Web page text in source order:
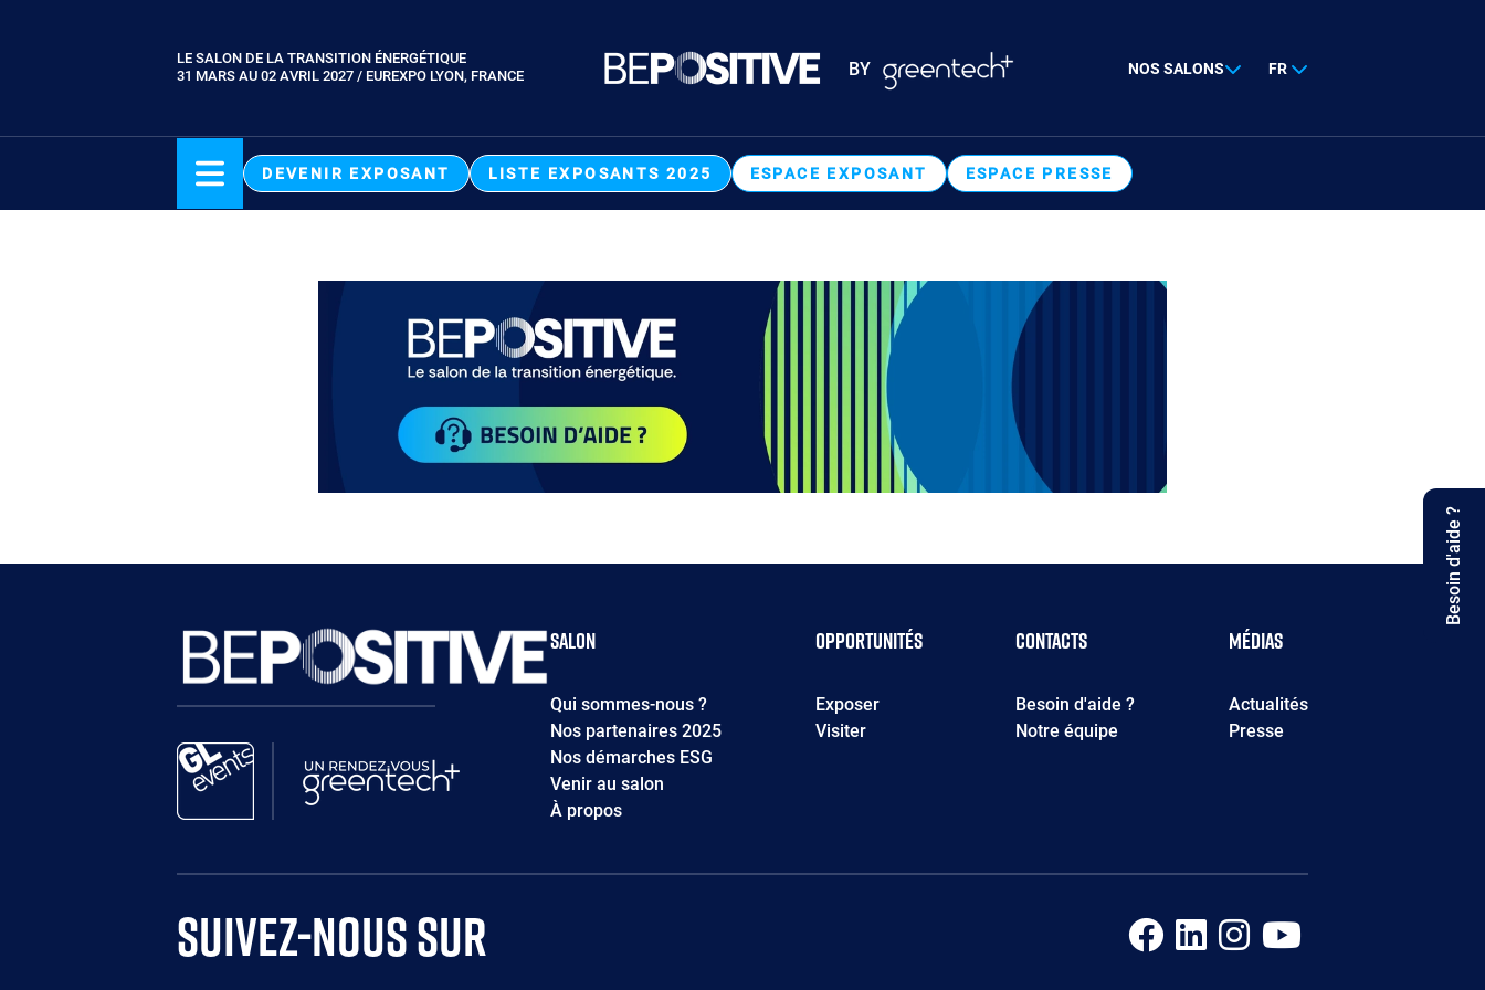
Paragraphes
LE SALON DE LA TRANSITION ÉNERGÉTIQUE
31 MARS AU 02 AVRIL 2027 / EUREXPO LYON, FRANCE
Paragraphes
BY NOS SALONS FR
DEVENIR EXPOSANT LISTE EXPOSANTS 2025 ESPACE EXPOSANT ESPACE PRESSE
Besoin d'aide ?
Paragraphes Salon
Qui sommes-nous ?
Nos partenaires 2025
Nos démarches ESG
Venir au salon
À propos
Opportunités
Exposer
Visiter
Contacts
Besoin d'aide ?
Notre équipe
Médias
Actualités
Presse
SUIVEZ-NOUS SUR